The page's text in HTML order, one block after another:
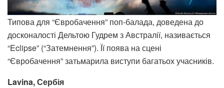
Типова для “Євробачення” поп-балада, доведена до
досконалості Дельтою Гудрем з Австралії, називається
“Eclipse” (“Затемнення”). Її поява на сцені
“Євробачення” затьмарила виступи багатьох учасників.
Lavina, Сербія